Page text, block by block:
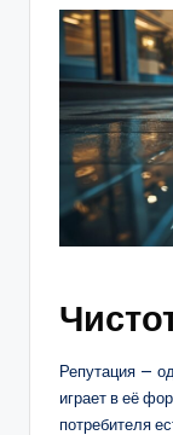
Репутация —
играет в её
потребителя